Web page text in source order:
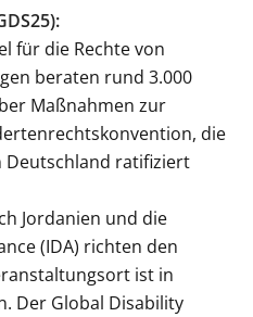
für die Rechte von
beraten rund 3.000
Maßnahmen zur
die
Deutschland ratifiziert
Jordanien und die
(IDA) richten den
ist in
Der Global Disability